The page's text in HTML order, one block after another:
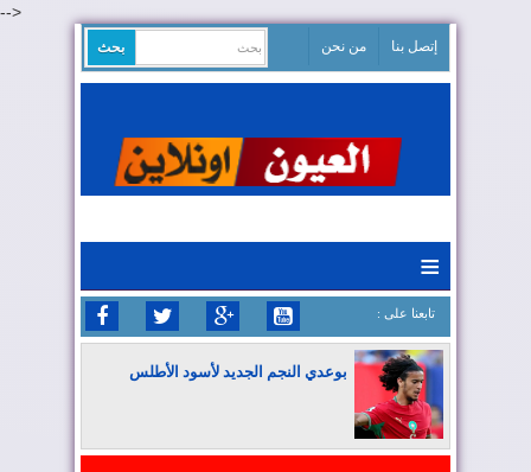
-->
إتصل بنا من نحن
≡
: تابعنا على
بوعدي النجم الجديد لأسود الأطلس